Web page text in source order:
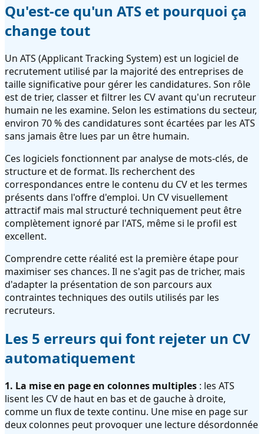
Qu'est-ce qu'un ATS et pourquoi ça
change tout
Un ATS (Applicant Tracking System) est un logiciel de
recrutement utilisé par la majorité des entreprises de
taille significative pour gérer les candidatures. Son rôle
est de trier, classer et filtrer les CV avant qu'un recruteur
humain ne les examine. Selon les estimations du secteur,
environ 70 % des candidatures sont écartées par les ATS
sans jamais être lues par un être humain.
Ces logiciels fonctionnent par analyse de mots-clés, de
structure et de format. Ils recherchent des
correspondances entre le contenu du CV et les termes
présents dans l'offre d'emploi. Un CV visuellement
attractif mais mal structuré techniquement peut être
complètement ignoré par l'ATS, même si le profil est
excellent.
Comprendre cette réalité est la première étape pour
maximiser ses chances. Il ne s'agit pas de tricher, mais
d'adapter la présentation de son parcours aux
contraintes techniques des outils utilisés par les
recruteurs.
Les 5 erreurs qui font rejeter un CV
automatiquement
1. La mise en page en colonnes multiples : les ATS
lisent les CV de haut en bas et de gauche à droite,
comme un flux de texte continu. Une mise en page sur
deux colonnes peut provoquer une lecture désordonnée